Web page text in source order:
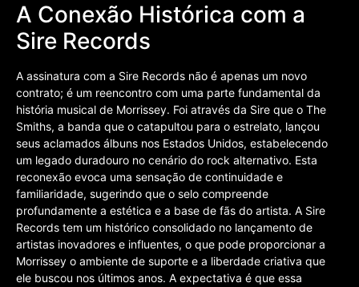
A Conexão Histórica com a
Sire Records
A assinatura com a Sire Records não é apenas um novo
contrato; é um reencontro com uma parte fundamental da
história musical de Morrissey. Foi através da Sire que o The
Smiths, a banda que o catapultou para o estrelato, lançou
seus aclamados álbuns nos Estados Unidos, estabelecendo
um legado duradouro no cenário do rock alternativo. Esta
reconexão evoca uma sensação de continuidade e
familiaridade, sugerindo que o selo compreende
profundamente a estética e a base de fãs do artista. A Sire
Records tem um histórico consolidado no lançamento de
artistas inovadores e influentes, o que pode proporcionar a
Morrissey o ambiente de suporte e a liberdade criativa que
ele buscou nos últimos anos. A expectativa é que essa